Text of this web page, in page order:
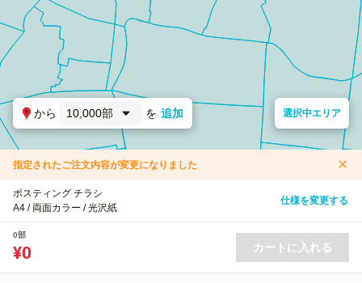
から 10,000部 を 追加 選択中エリア
指定されたご注文内容が変更になりました
ポスティング チラシ
A4 / 両面カラー / 光沢紙
仕様を変更する
0部
¥0 カートに入れる